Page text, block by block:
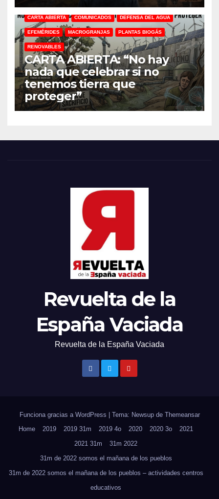
CARTA ABIERTA COMUNICADOS DEFENSA DEL AGUA
EFEMÉRIDES MACROGRANJAS PLANTAS BIOGÁS
RENOVABLES
CARTA ABIERTA: “No hay
nada que celebrar si no
tenemos tierra que
proteger”
Revuelta de la
España Vaciada
Revuelta de la España Vaciada
Funciona gracias a WordPress Tema: Newsup de Themeansar
Home
2019 2019 31m 2019 4o 2020 2020 3o
2021
2021 31m
31m 2022
31m de 2022 somos el mañana de los pueblos
31m de 2022 somos el mañana de los pueblos – actividades centros
educativos